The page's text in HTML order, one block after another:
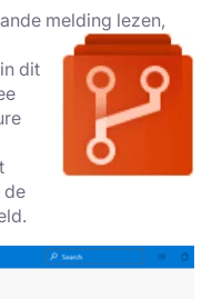
melding lezen,
dit
de